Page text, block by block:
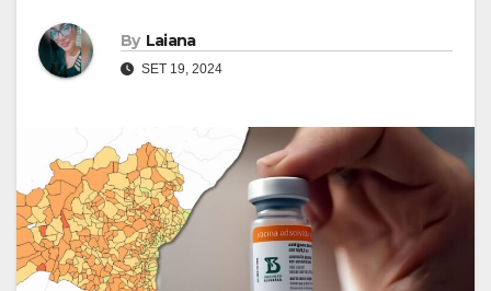
By Laiana
SET 19, 2024